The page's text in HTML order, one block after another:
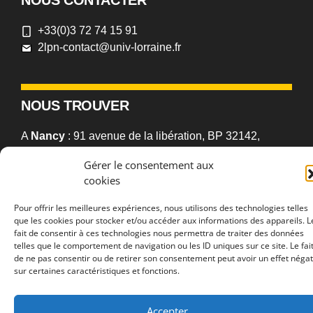
Gérer le consentement aux
cookies
Pour offrir les meilleures expériences, nous utilisons des technologies telles
que les cookies pour stocker et/ou accéder aux informations des appareils.
fait de consentir à ces technologies nous permettra de traiter des données
telles que le comportement de navigation ou les ID uniques sur ce site. Le fait
de ne pas consentir ou de retirer son consentement peut avoir un effet
sur certaines caractéristiques et fonctions.
de 2010 à 2015
Co-responsable du Master de Psychologie du
travail et des Organisations
à Metz de 2014 à 2018
+33(0)3 72 74 15 91
2lpn-contact@univ-lorraine.fr
NOUS TROUVER
A Nancy : 91 avenue de la libération, BP 32142,
: Campus Bridoux, Rue du Général Delestraint,
57070 Metz, France
Aide à la navigation•Plan du site•Mentions légales•Politique de
confidentialité